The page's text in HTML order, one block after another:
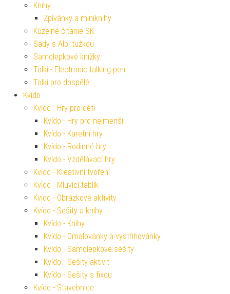
Knihy
Zpívánky a miniknihy
Kúzelné čítanie SK
Sady s Albi tužkou
Samolepkové knížky
Tolki - Electronic talking pen
Tolki pro dospělé
Kvído
Kvído - Hry pro děti
Kvído - Hry pro nejmenší
Kvído - Karetní hry
Kvído - Rodinné hry
Kvído - Vzdělávací hry
Kvído - Kreativní tvoření
Kvído - Mluvící tablík
Kvído - Obrázkové aktivity
Kvído - Sešity a knihy
Kvído - Knihy
Kvído - Omalovánky a vystřihovánky
Kvído - Samolepkové sešity
Kvído - Sešity aktivit
Kvído - Sešity s fixou
Kvído - Stavebnice